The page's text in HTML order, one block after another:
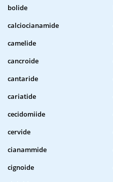
bolide
calciocianamide
camelide
cancroide
cantaride
cariatide
cecidomiide
cervide
cianammide
cignoide